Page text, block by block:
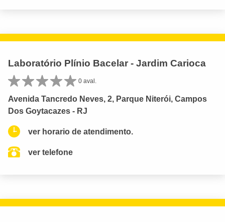
Laboratório Plínio Bacelar - Jardim Carioca
0 aval.
Avenida Tancredo Neves, 2, Parque Niterói, Campos
Dos Goytacazes - RJ
ver horario de atendimento.
ver telefone